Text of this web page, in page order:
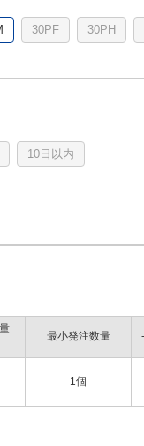
30PF 30PH
10日以内
最小発注数量
1個